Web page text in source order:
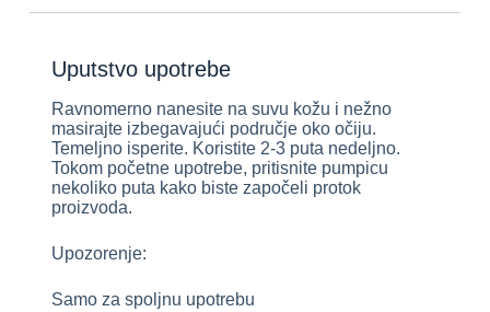
Uputstvo upotrebe
Ravnomerno nanesite na suvu kožu i nežno
masirajte izbegavajući područje oko očiju.
Temeljno isperite. Koristite 2-3 puta nedeljno.
Tokom početne upotrebe, pritisnite pumpicu
nekoliko puta kako biste započeli protok
proizvoda.
Upozorenje:
Samo za spoljnu upotrebu